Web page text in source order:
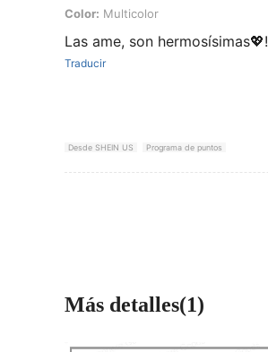
Color: Multicolor
Color: Multicolor
Las ame, son hermosísimas💖!
Traducir
Desde SHEIN US Programa de puntos
Más detalles(1)